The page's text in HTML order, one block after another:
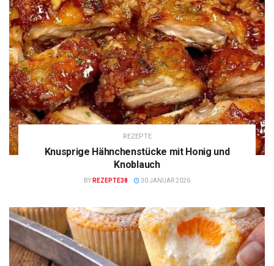
REZEPTE
Knusprige Hähnchenstücke mit Honig und
Knoblauch
BY REZEPTE38 30 JANUAR 2026